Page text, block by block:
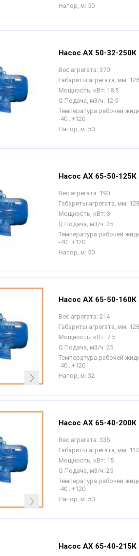
Напор, м: 50
Насос АХ 50-32-250К
Вес агрегата: 370
Габариты агрегата, мм:
Мощность, кВт: 18.5
Q Подача, м3/ч: 12.5
Температура рабочей
-40...+120
Напор, м: 50
Насос АХ 65-50-125К
Вес агрегата: 190
Габариты агрегата, мм:
Мощность, кВт: 3
Q Подача, м3/ч: 25
Температура рабочей
-40...+120
Напор, м: 50
Насос АХ 65-50-160К
Вес агрегата: 214
Габариты агрегата, мм:
Мощность, кВт: 7.5
Q Подача, м3/ч: 25
Температура рабочей
-40...+120
Напор, м: 32
Насос АХ 65-40-200К
Вес агрегата: 335
Габариты агрегата, мм:
Мощность, кВт: 15
Q Подача, м3/ч: 25
Температура рабочей
-40...+120
Напор, м: 50
Насос АХ 65-40-215К